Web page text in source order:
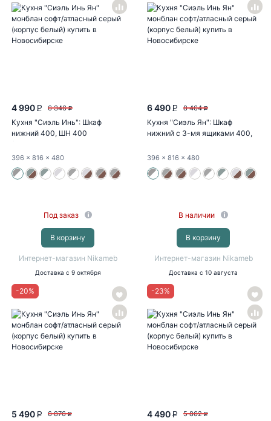
4 990 P 6 346 P
Кухня "Сиэль Инь": Шкаф
нижний 400, ШН 400
(монблан...
396 x 816 x 480
Под заказ
В корзину
Интернет-магазин Nikameb
Доставка с 9 октября
6 490 P 8 464 P
Кухня "Сиэль Ян": Шкаф
нижний с 3-мя ящиками 400,
396 x 816 x 480
В наличии
В корзину
Интернет-магазин Nikameb
Доставка с 10 августа
-20%
5 490 P 6 876 P
-23%
4 490 P 5 862 P